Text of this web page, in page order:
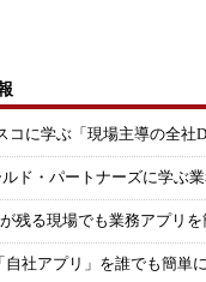
に学ぶ「現場主導の全社
ド・パートナーズに学ぶ
残る現場でも業務アプリ
社アプリ」を誰でも簡単